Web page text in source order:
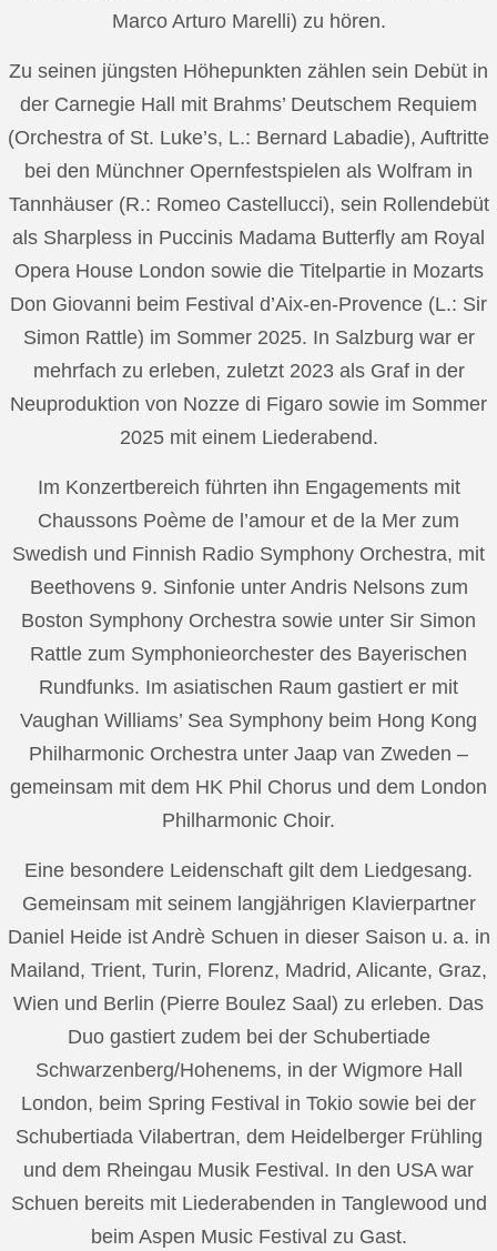
Marco Arturo Marelli) zu hören.
Zu seinen jüngsten Höhepunkten zählen sein Debüt in
der Carnegie Hall mit Brahms’ Deutschem Requiem
(Orchestra of St. Luke’s, L.: Bernard Labadie), Auftritte
bei den Münchner Opernfestspielen als Wolfram in
Tannhäuser (R.: Romeo Castellucci), sein Rollendebüt
als Sharpless in Puccinis Madama Butterfly am Royal
Opera House London sowie die Titelpartie in Mozarts
Don Giovanni beim Festival d’Aix-en-Provence (L.: Sir
Simon Rattle) im Sommer 2025. In Salzburg war er
mehrfach zu erleben, zuletzt 2023 als Graf in der
Neuproduktion von Nozze di Figaro sowie im Sommer
2025 mit einem Liederabend.
Im Konzertbereich führten ihn Engagements mit
Chaussons Poème de l’amour et de la Mer zum
Swedish und Finnish Radio Symphony Orchestra, mit
Beethovens 9. Sinfonie unter Andris Nelsons zum
Boston Symphony Orchestra sowie unter Sir Simon
Rattle zum Symphonieorchester des Bayerischen
Rundfunks. Im asiatischen Raum gastiert er mit
Vaughan Williams’ Sea Symphony beim Hong Kong
Philharmonic Orchestra unter Jaap van Zweden –
gemeinsam mit dem HK Phil Chorus und dem London
Philharmonic Choir.
Eine besondere Leidenschaft gilt dem Liedgesang.
Gemeinsam mit seinem langjährigen Klavierpartner
Daniel Heide ist Andrè Schuen in dieser Saison u. a. in
Mailand, Trient, Turin, Florenz, Madrid, Alicante, Graz,
Wien und Berlin (Pierre Boulez Saal) zu erleben. Das
Duo gastiert zudem bei der Schubertiade
Schwarzenberg/Hohenems, in der Wigmore Hall
London, beim Spring Festival in Tokio sowie bei der
Schubertiada Vilabertran, dem Heidelberger Frühling
und dem Rheingau Musik Festival. In den USA war
Schuen bereits mit Liederabenden in Tanglewood und
beim Aspen Music Festival zu Gast.